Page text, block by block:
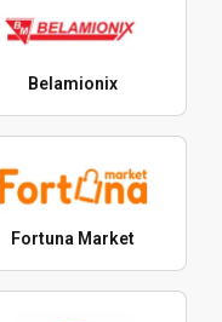
Belamionix
Fortuna Market